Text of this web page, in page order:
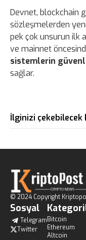
Devnet, blockchain
sözleşmelerden
pek çok unsurun ilk
ve mainnet
sistemlerin
sağlar.
İlginizi çekebilecek
© 2024 Copyright
Sosyal
Telegram
Twitter
Bitcoin
Ethereum
Altcoin